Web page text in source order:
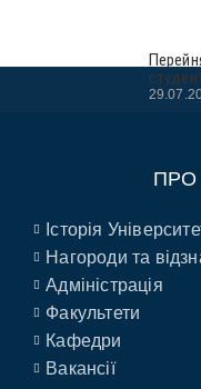
ПРО
Історія
Нагороди та
Адміністрація
Факультети
Кафедри
Вакансії